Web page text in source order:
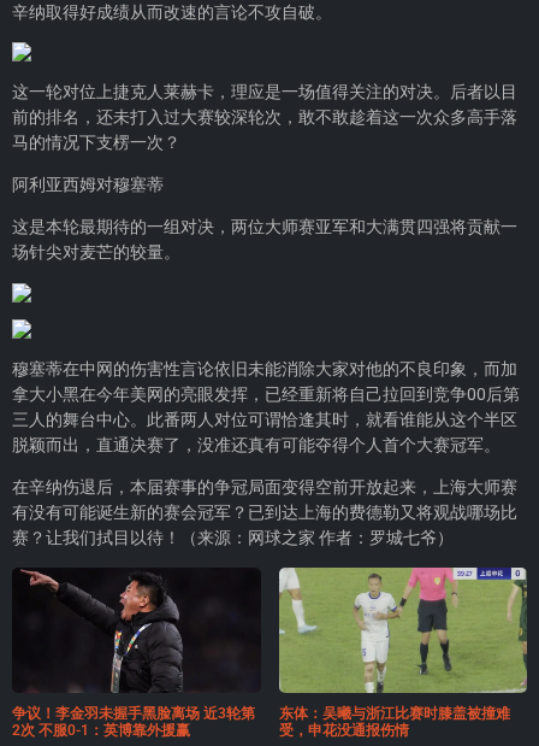
辛纳取得好成绩从而改速的言论不攻自破。
这一轮对位上捷克人莱赫卡，理应是一场值得关注的对决。后者以目
前的排名，还未打入过大赛较深轮次，敢不敢趁着这一次众多高手落
马的情况下支楞一次？
阿利亚西姆对穆塞蒂
这是本轮最期待的一组对决，两位大师赛亚军和大满贯四强将贡献一
场针尖对麦芒的较量。
穆塞蒂在中网的伤害性言论依旧未能消除大家对他的不良印象，而加
拿大小黑在今年美网的亮眼发挥，已经重新将自己拉回到竞争00后第
三人的舞台中心。此番两人对位可谓恰逢其时，就看谁能从这个半区
脱颖而出，直通决赛了，没准还真有可能夺得个人首个大赛冠军。
在辛纳伤退后，本届赛事的争冠局面变得空前开放起来，上海大师赛
有没有可能诞生新的赛会冠军？已到达上海的费德勒又将观战哪场比
赛？让我们拭目以待！（来源：网球之家 作者：罗城七爷）
争议！李金羽未握手黑脸离场 近3轮第
2次 不服0-1：英博靠外援赢
东体：吴曦与浙江比赛时膝盖被撞难
受，申花没通报伤情